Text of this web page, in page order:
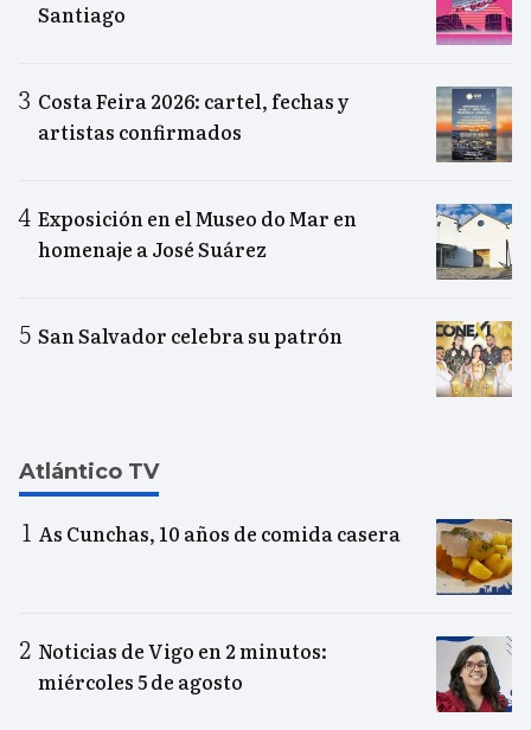
Santiago
Costa Feira 2026: cartel, fechas y
artistas confirmados
Exposición en el Museo do Mar en
homenaje a José Suárez
San Salvador celebra su patrón
Atlántico TV
As Cunchas, 10 años de comida casera
Noticias de Vigo en 2 minutos:
miércoles 5 de agosto